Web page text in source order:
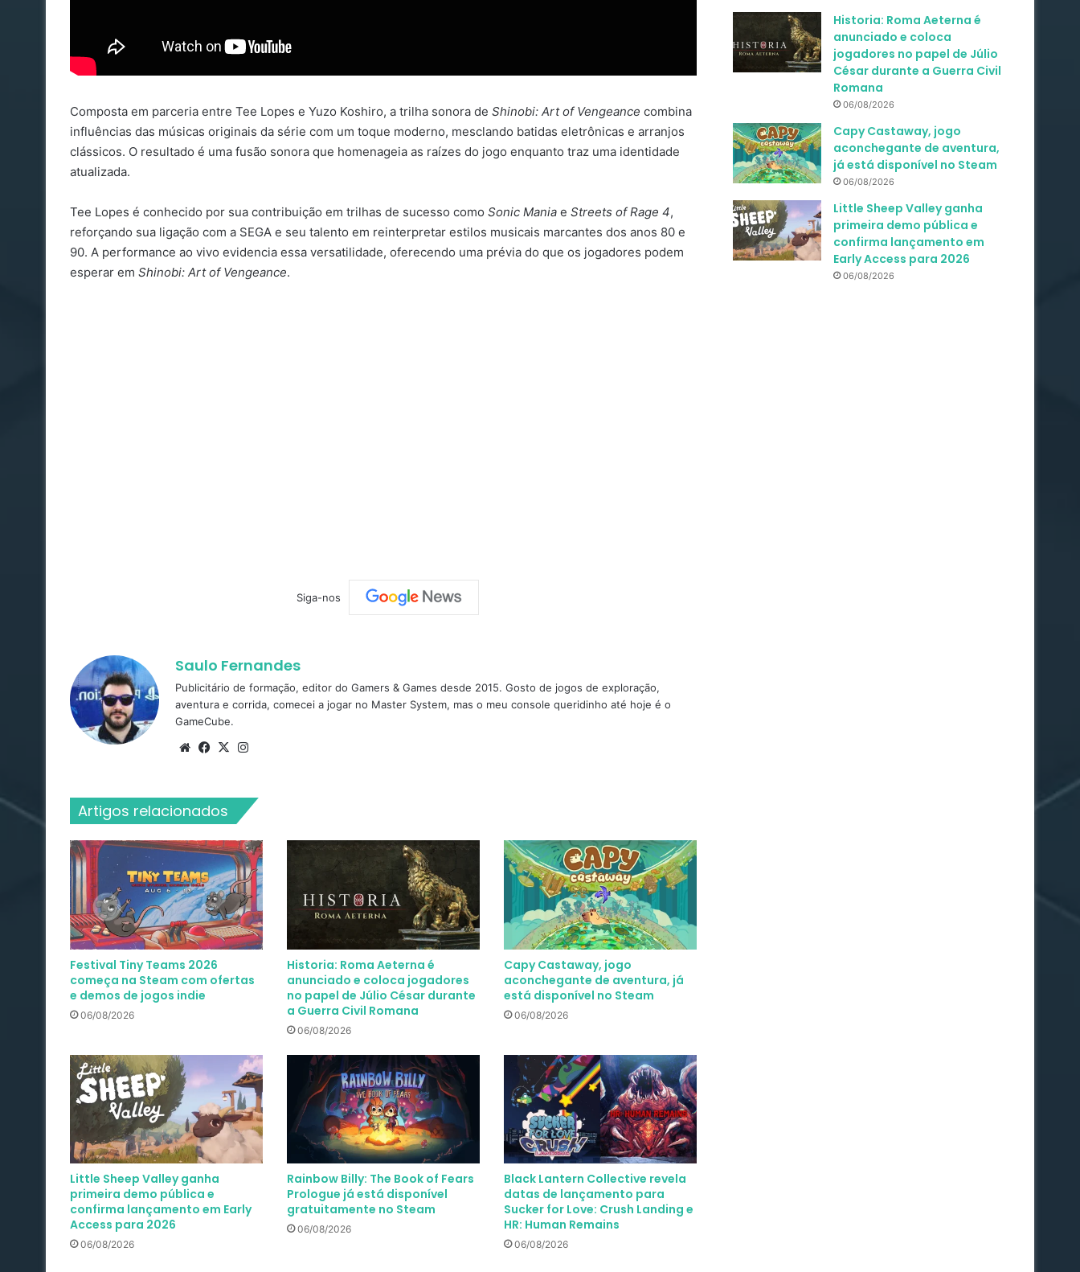
Composta em parceria entre Tee Lopes e Yuzo Koshiro, a trilha sonora de Shinobi: Art of Vengeance combina
influências das músicas originais da série com um toque moderno, mesclando batidas eletrônicas e arranjos
clássicos. O resultado é uma fusão sonora que homenageia as raízes do jogo enquanto traz uma identidade
atualizada.
Tee Lopes é conhecido por sua contribuição em trilhas de sucesso como Sonic Mania e Streets of Rage 4,
reforçando sua ligação com a SEGA e seu talento em reinterpretar estilos musicais marcantes dos anos 80 e
90. A performance ao vivo evidencia essa versatilidade, oferecendo uma prévia do que os jogadores podem
esperar em Shinobi: Art of Vengeance.
Siga-nos
Saulo Fernandes
Publicitário de formação, editor do Gamers & Games desde 2015. Gosto de jogos de exploração,
aventura e corrida, comecei a jogar no Master System, mas o meu console queridinho até hoje é o
GameCube.
WebsiteFacebook
X
Artigos relacionados
Festival Tiny Teams 2026
começa na Steam com ofertas
e demos de jogos indie
06/08/2026
Historia: Roma Aeterna é
anunciado e coloca jogadores
no papel de Júlio César durante
a Guerra Civil Romana
06/08/2026
Capy Castaway, jogo
aconchegante de aventura, já
está disponível no Steam
06/08/2026
Little Sheep Valley ganha
primeira demo pública e
confirma lançamento em Early
Access para 2026
06/08/2026
Rainbow Billy: The Book of Fears
Prologue já está disponível
gratuitamente no Steam
06/08/2026
Black Lantern Collective revela
datas de lançamento para
Sucker for Love: Crush Landing e
HR: Human Remains
06/08/2026
Historia: Roma Aeterna é
anunciado e coloca
jogadores no papel de Júlio
César durante a Guerra Civil
Romana
06/08/2026
Capy Castaway, jogo
aconchegante de aventura,
já está disponível no Steam
06/08/2026
Little Sheep Valley ganha
primeira demo pública e
confirma lançamento em
Early Access para 2026
06/08/2026